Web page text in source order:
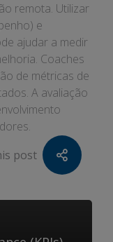
remota. Utilizar
e
ajudar a medir
Coaches
de métricas de
A avaliação
post